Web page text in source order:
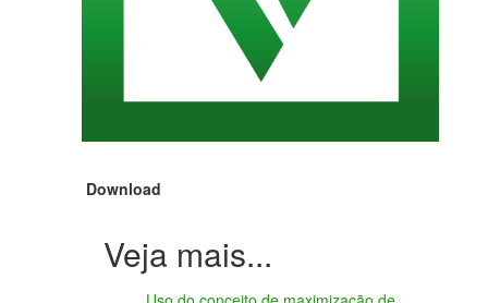
Download